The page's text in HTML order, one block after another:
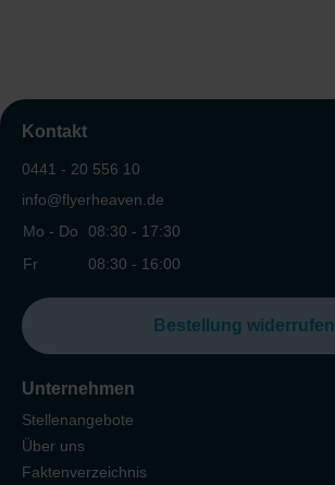
Kontakt
0441 - 20 556 10
info@flyerheaven.de
Mo - Do
08:30 - 17:30
Fr
08:30 - 16:00
Bestellung widerrufen
Unternehmen
Stellenangebote
Über uns
Faktenverzeichnis